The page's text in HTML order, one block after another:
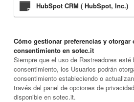
HubSpot CRM ( HubSpot, Inc.)
Cómo gestionar preferencias y otorgar
consentimiento en sotec.it
Siempre que el uso de Rastreadores esté
consentimiento, los Usuarios podrán
consentimiento estableciendo o
través del panel de opciones de
disponible en sotec.it.